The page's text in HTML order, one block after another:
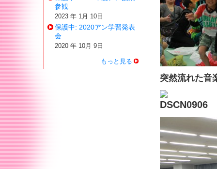
参観
2023 年 1月 10日
保護中: 2020アン学習発表
会
2020 年 10月 9日
もっと見る
突然流れた音